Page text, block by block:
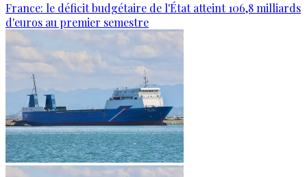
France: le déficit budgétaire de l'État atteint 106,8 milliards
d'euros au premier semestre